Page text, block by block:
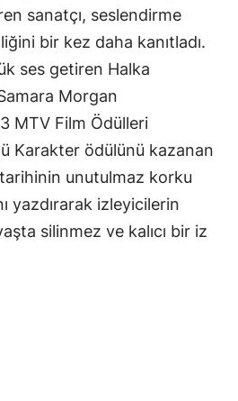
Aksaray
Bayburt
Karaman
Kırıkkale
Batman
Şırnak
Bartın
sanatçı, seslendirme
bir kez daha kanıtladı.
ses getiren Halka
Morgan
MTV Film Ödülleri
Karakter ödülünü kazanan
tarihinin unutulmaz korku
yazdırarak izleyicilerin
silinmez ve kalıcı bir iz